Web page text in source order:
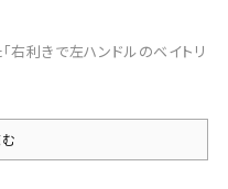
利きで左ハンドルのベイトリ